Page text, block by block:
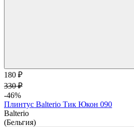
180 ₽
330 ₽
-46%
Плинтус Balterio Тик Юкон 090
Balterio
(Бельгия)